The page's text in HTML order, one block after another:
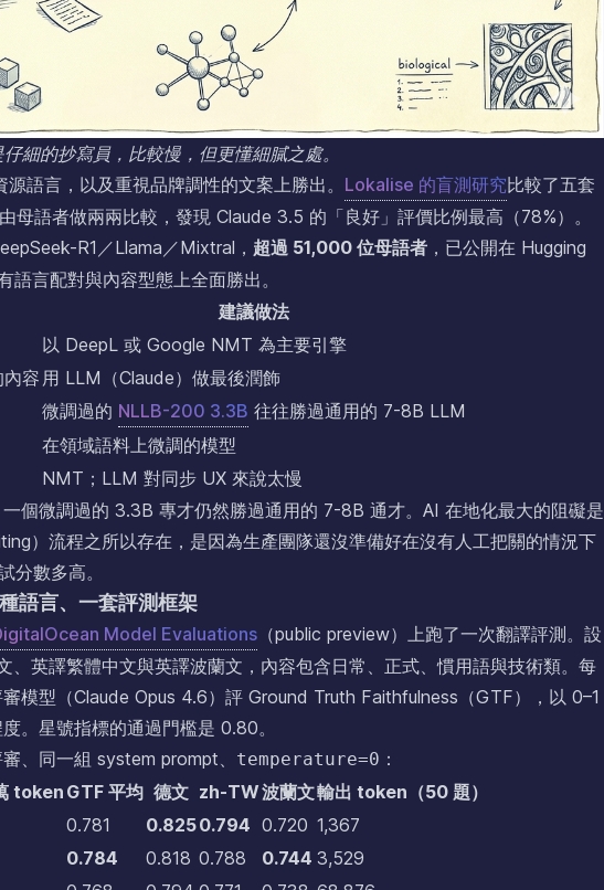
細的抄寫員，比較慢，但更懂細膩之處。
語言，以及重視品牌調性的文案上勝出。 Lokalise 的盲測研究比較了五套
語者做兩兩比較，發現 Claude 3.5 的「良好」評價比例最高（78%）。
R1／Llama／Mixtral， 超過 51,000 位母語者 ，已公開在 Hugging
言配對與內容型態上全面勝出。
建議做法
以 DeepL 或 Google NMT 為主要引擎
容 用 LLM（Claude）做最後潤飾
微調過的 NLLB-200 3.3B 往往勝過通用的 7-8B LLM
在領域語料上微調的模型
NMT；LLM 對同步 UX 來說太慢
個微調過的 3.3B 專才仍然勝過通用的 7-8B 通才。AI 在地化最大的阻礙是
）流程之所以存在，是因為生產團隊還沒準備好在沒有人工把關的情況下
分數多高。
語言、一套評測框架
Model Evaluations （public preview）上跑了一次翻譯評測。設
、英譯繁體中文與英譯波蘭文，內容包含日常、正式、慣用語與技術類。每
模型（Claude Opus 4.6）評 Ground Truth Faithfulness（GTF），以 0–1
。星號指標的通過門檻是 0.80。
、同一組 system prompt、 temperature=0 ：
token GTF 平均 德文 zh-TW波蘭文輸出 token（50 題）
0.781 0.8250.794 0.720 1,367
0.784 0.818 0.788 0.744 3,529